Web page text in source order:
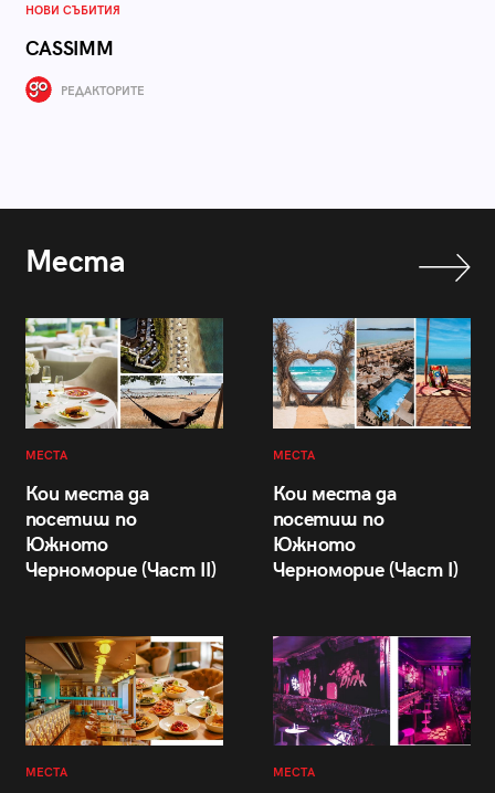
НОВИ СЪБИТИЯ
CASSIMM
РЕДАКТОРИТЕ
Места
МЕСТА
Кои места да
посетиш по
Южното
Черноморие (Част II)
МЕСТА
Кои места да
посетиш по
Южното
Черноморие (Част I)
МЕСТА МЕСТА